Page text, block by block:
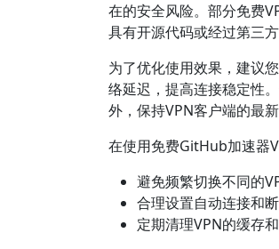
在的安全风险。部分免费
具有开源代码或经过第三
为了优化使用效果，建议
络延迟，提高连接稳定性
外，保持VPN客户端的最
在使用免费GitHub加速器
避免频繁切换不同的
合理设置自动连接和
定期清理VPN的缓存